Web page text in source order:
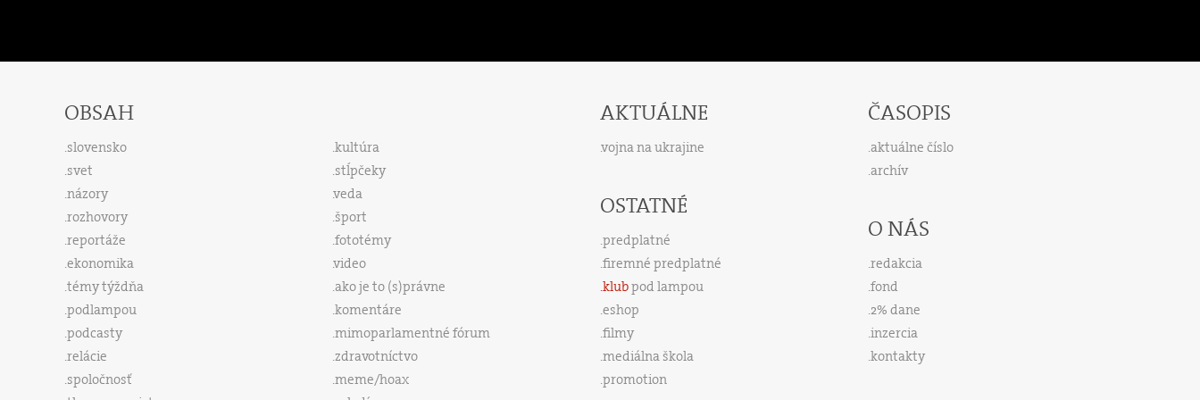
OBSAH
slovensko
svet
názory
rozhovory
reportáže
ekonomika
témy týždňa
podlampou
podcasty
relácie
spoločnosť
kultúra
stĺpčeky
veda
šport
fototémy
video
ako je to (s)právne
komentáre
mimoparlamentné fórum
zdravotníctvo
meme/hoax
AKTUÁLNE
vojna na ukrajine
OSTATNÉ
predplatné
firemné predplatné
klubpod lampou
eshop
filmy
mediálna škola
promotion
ČASOPIS
aktuálne číslo
archív
O NÁS
redakcia
fond
2% dane
inzercia
kontakty